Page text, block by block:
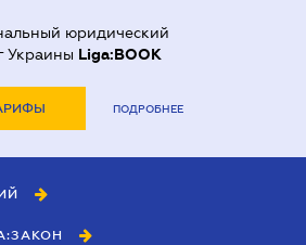
юридический
Украины Liga:BOOK
ПОДРОБНЕЕ